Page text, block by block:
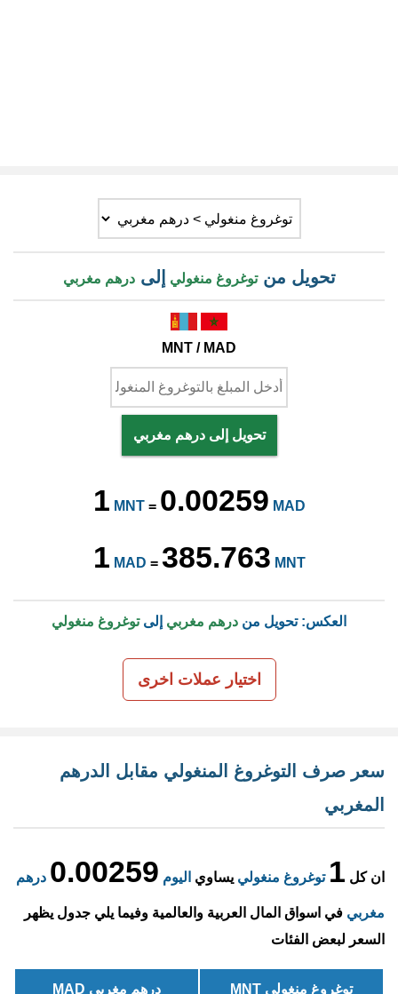
تحويل منتوغروغ منغولي إلىدرهم مغربي
MNT / MAD
تحويل إلى درهم مغربي
1 MNT= 0.00259 MAD
1 MAD = 385.763 MNT
العكس: تحويل من درهم مغربي إلىتوغروغ منغولي
اختيار عملات اخرى
سعر صرف التوغروغ المنغولي مقابل الدرهم
المغربي
ان كل 1 توغروغ منغولي يساوي اليوم 0.00259 درهم
مغربي في اسواق المال العربية والعالمية وفيما يلي جدول يظهر
السعر لبعض الفئات
توغروغ منغولي MNT درهم مغربي MAD